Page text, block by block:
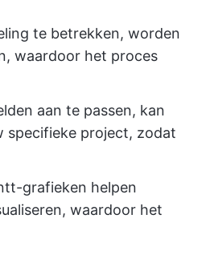
te betrekken, worden
waardoor het proces
aan te passen, kan
specifieke project, zodat
grafieken helpen
waardoor het